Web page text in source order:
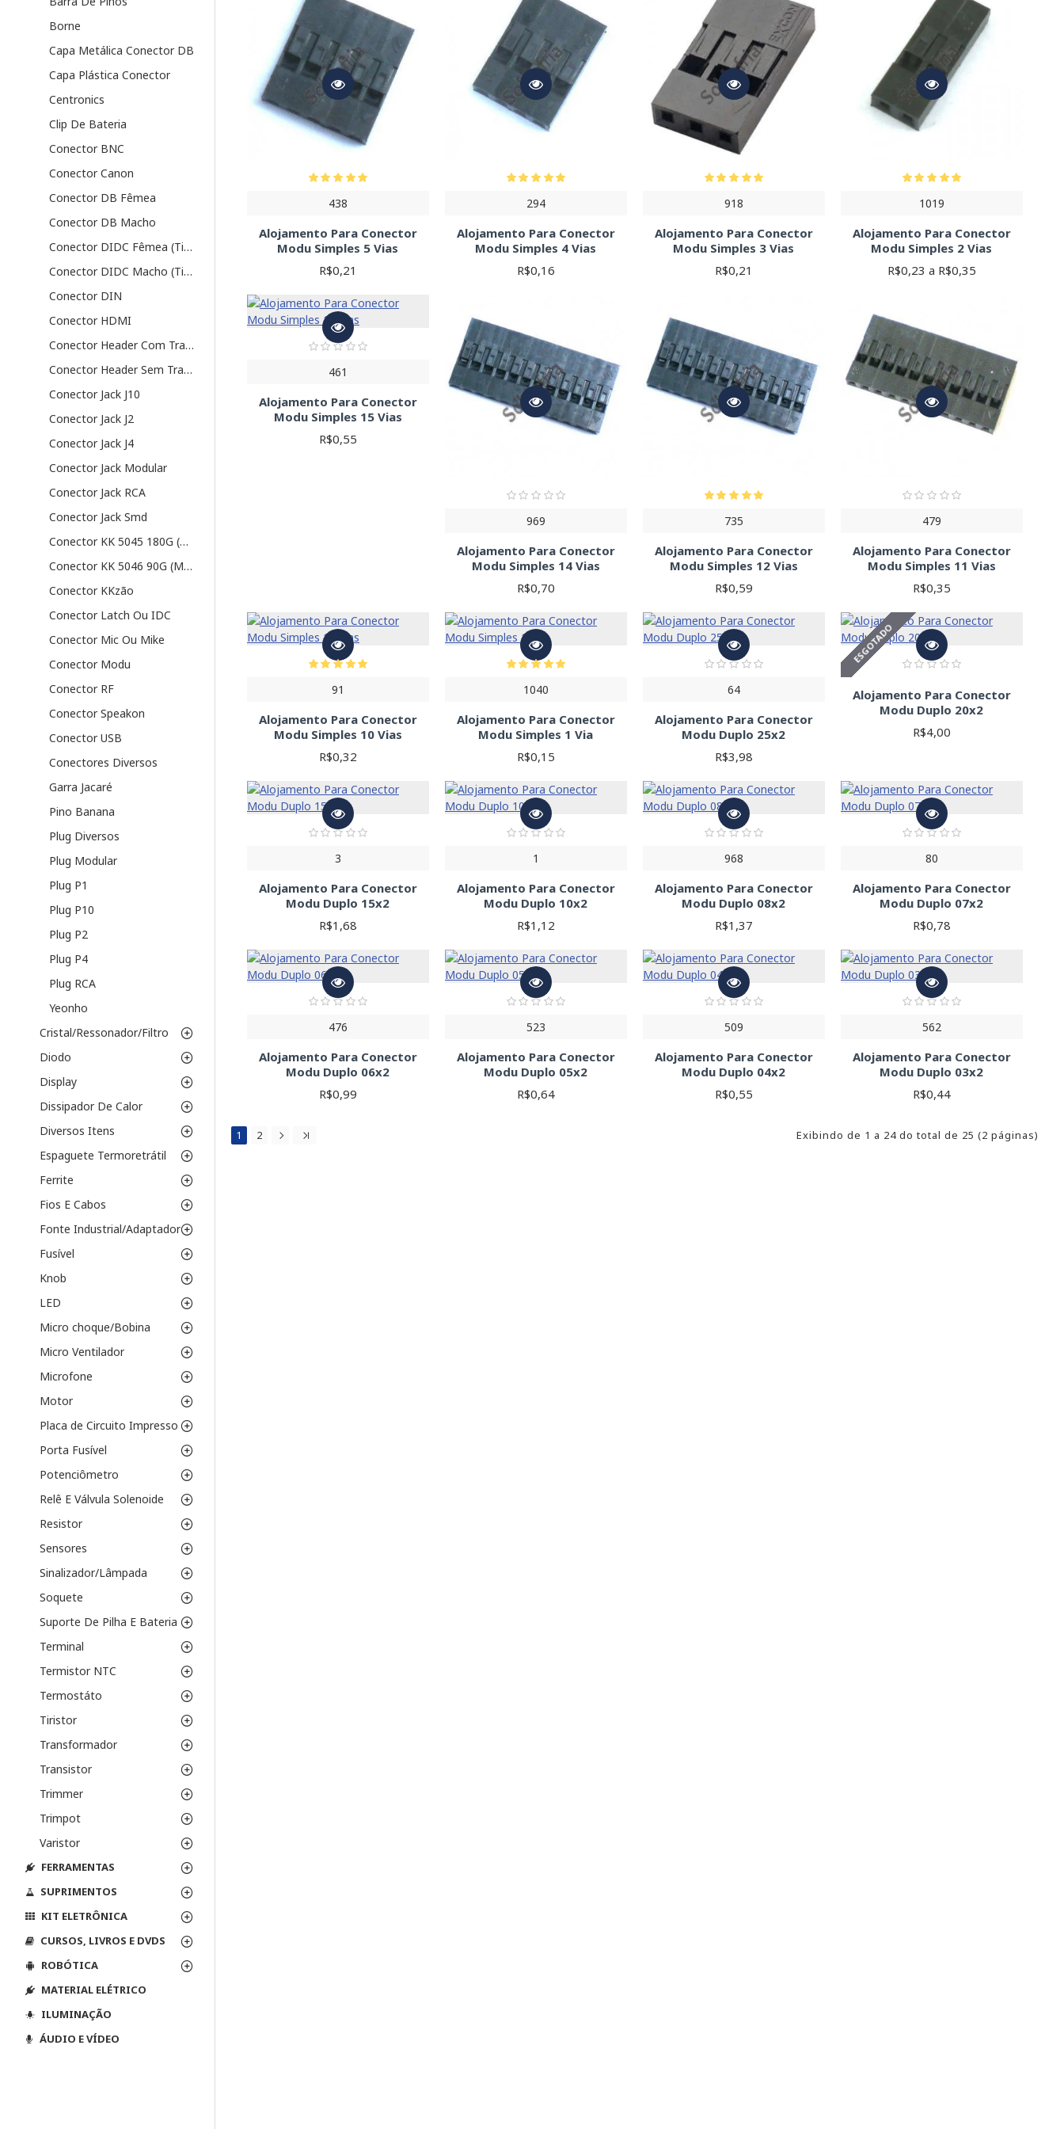
Borne
Capa Metálica Conector DB
Capa Plástica Conector
Centronics
Clip De Bateria
Conector BNC
Conector Canon
Conector DB Fêmea
Conector DB Macho
Conector DIDC Fêmea (Tipo DB)
Conector DIDC Macho (Tipo DB)
Conector DIN
Conector HDMI
Conector Header Com Trava
Conector Header Sem Trava
Conector Jack J10
Conector Jack J2
Conector Jack J4
Conector Jack Modular
Conector Jack RCA
Conector Jack Smd
Conector KK 5045 180G (Macho)
Conector KK 5046 90G (Macho)
Conector KKzão
Conector Latch Ou IDC
Conector Mic Ou Mike
Conector Modu
Conector RF
Conector Speakon
Conector USB
Conectores Diversos
Garra Jacaré
Pino Banana
Plug Diversos
Plug Modular
Plug P1
Plug P10
Plug P2
Plug P4
Plug RCA
Yeonho
Cristal/Ressonador/Filtro
Diodo
Display
Dissipador De Calor
Diversos Itens
Espaguete Termoretrátil
Ferrite
Fios E Cabos
Fonte Industrial/Adaptador
Fusível
Knob
LED
Micro choque/Bobina
Micro Ventilador
Microfone
Motor
Placa de Circuito Impresso
Porta Fusível
Potenciômetro
Relê E Válvula Solenoide
Resistor
Sensores
Sinalizador/Lâmpada
Soquete
Suporte De Pilha E Bateria
Terminal
Termistor NTC
Termostáto
Tiristor
Transformador
Transistor
Trimmer
Trimpot
Varistor
FERRAMENTAS
SUPRIMENTOS
KIT ELETRÔNICA
CURSOS, LIVROS E DVDS
ROBÓTICA
MATERIAL ELÉTRICO
ILUMINAÇÃO
ÁUDIO E VÍDEO
438
Alojamento Para Conector
Modu Simples 5 Vias
R$0,21
294
Alojamento Para Conector
Modu Simples 4 Vias
R$0,16
918
Alojamento Para Conector
Modu Simples 3 Vias
R$0,21
1019
Alojamento Para Conector
Modu Simples 2 Vias
R$0,23 a R$0,35
461
Alojamento Para Conector
Modu Simples 15 Vias
R$0,55
969
Alojamento Para Conector
Modu Simples 14 Vias
R$0,70
735
Alojamento Para Conector
Modu Simples 12 Vias
R$0,59
479
Alojamento Para Conector
Modu Simples 11 Vias
R$0,35
91
Alojamento Para Conector
Modu Simples 10 Vias
R$0,32
1040
Alojamento Para Conector
Modu Simples 1 Via
R$0,15
64
Alojamento Para Conector
Modu Duplo 25x2
R$3,98
ESGOTADO
Alojamento Para Conector
Modu Duplo 20x2
R$4,00
3
Alojamento Para Conector
Modu Duplo 15x2
R$1,68
1
Alojamento Para Conector
Modu Duplo 10x2
R$1,12
968
Alojamento Para Conector
Modu Duplo 08x2
R$1,37
80
Alojamento Para Conector
Modu Duplo 07x2
R$0,78
476
Alojamento Para Conector
Modu Duplo 06x2
R$0,99
523
Alojamento Para Conector
Modu Duplo 05x2
R$0,64
509
Alojamento Para Conector
Modu Duplo 04x2
R$0,55
562
Alojamento Para Conector
Modu Duplo 03x2
R$0,44
1 2 Exibindo de 1 a 24 do total de 25 (2 páginas)